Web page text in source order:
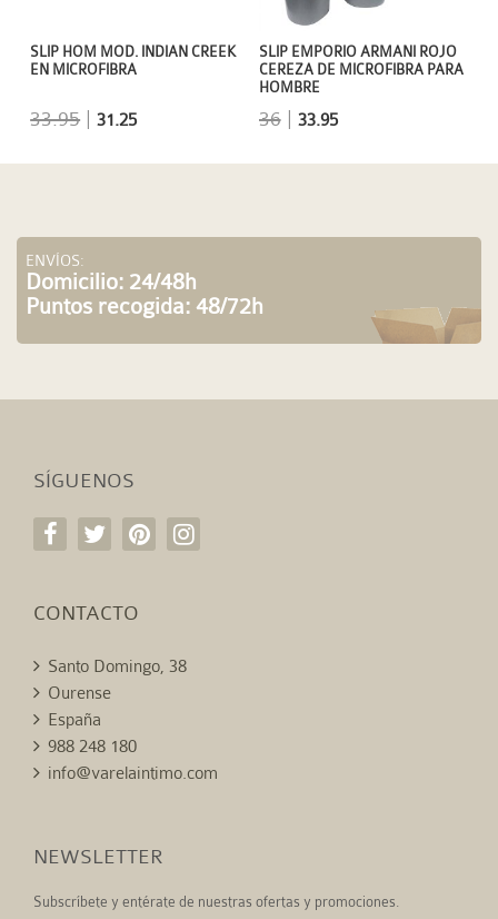
SLIP EMPORIO ARMANI ROJO
CEREZA DE MICROFIBRA PARA
HOMBRE
36| 33.95
SLIP HOM MOD. INDIAN CREEK
EN MICROFIBRA
33.95 |31.25
ENVÍOS:
Domicilio: 24/48h
Puntos recogida: 48/72h
SÍGUENOS
CONTACTO
Santo Domingo, 38
Ourense
España
988 248 180
info@varelaintimo.com
NEWSLETTER
Subscríbete y entérate de nuestras ofertas y promociones.